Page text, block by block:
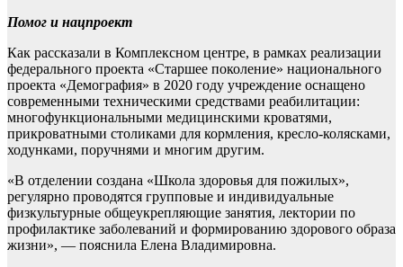
Помог и нацпроект
Как рассказали в Комплексном центре, в рамках реализации
федерального проекта «Старшее поколение» национального
проекта «Демография» в 2020 году учреждение оснащено
современными техническими средствами реабилитации:
многофункциональными медицинскими кроватями,
прикроватными столиками для кормления, кресло-колясками,
ходунками, поручнями и многим другим.
«В отделении создана «Школа здоровья для пожилых»,
регулярно проводятся групповые и индивидуальные
физкультурные общеукрепляющие занятия, лектории по
профилактике заболеваний и формированию здорового образа
жизни», — пояснила Елена Владимировна.